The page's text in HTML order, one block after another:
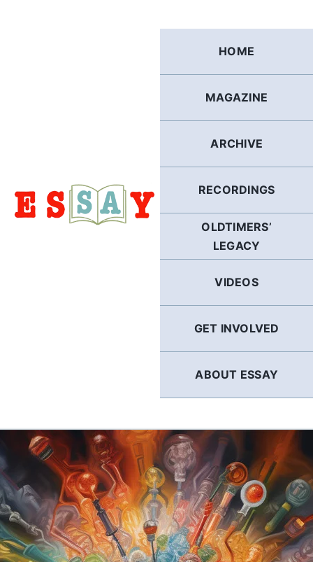
HOME
MAGAZINE
ARCHIVE
RECORDINGS
OLDTIMERS’
LEGACY
VIDEOS
GET INVOLVED
ABOUT ESSAY